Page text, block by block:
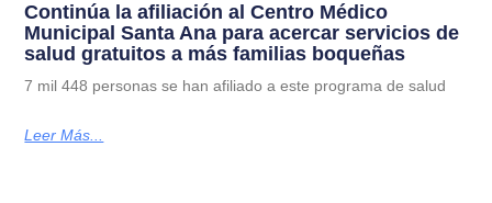
Continúa la afiliación al Centro Médico
Municipal Santa Ana para acercar servicios de
salud gratuitos a más familias boqueñas
7 mil 448 personas se han afiliado a este programa de salud
Leer Más...